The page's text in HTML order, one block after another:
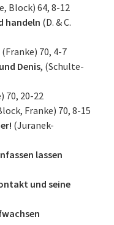
Block) 64, 8-12
handeln (D. & C.
(Franke) 70, 4-7
Denis, (Schulte-
70, 20-22
Franke) 70, 8-15
(Juranek-
lassen
und seine